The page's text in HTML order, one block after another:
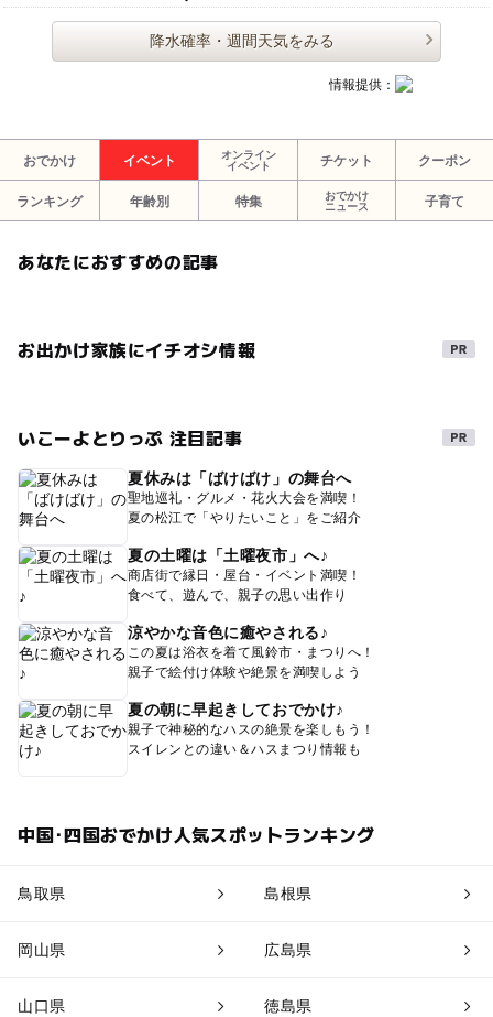
降水確率・週間天気をみる
情報提供：
おでかけ イベント
オンライン
イベント
チケット クーポン
ランキング 年齢別 特集
おでかけ
ニュース
子育て
あなたにおすすめの記事
お出かけ家族にイチオシ情報
いこーよとりっぷ 注目記事
夏休みは「ばけばけ」の舞台へ
聖地巡礼・グルメ・花火大会を満喫！
夏の松江で「やりたいこと」をご紹介
夏の土曜は「土曜夜市」へ♪
商店街で縁日・屋台・イベント満喫！
食べて、遊んで、親子の思い出作り
涼やかな音色に癒やされる♪
この夏は浴衣を着て風鈴市・まつりへ！
親子で絵付け体験や絶景を満喫しよう
夏の朝に早起きしておでかけ♪
親子で神秘的なハスの絶景を楽しもう！
スイレンとの違い＆ハスまつり情報も
中国･四国おでかけ人気スポットランキング
鳥取県 島根県
岡山県 広島県
山口県 徳島県